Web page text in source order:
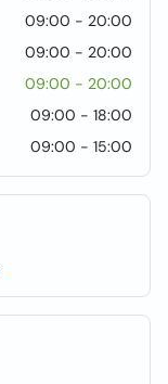
09:00 - 20:00
09:00 - 20:00
09:00 - 20:00
09:00 - 18:00
09:00 - 15:00